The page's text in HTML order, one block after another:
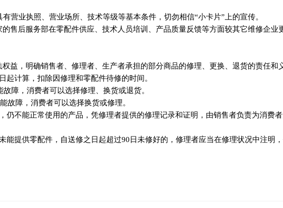
营业执照、营业场所、技术等级等基本条件，切勿相信“小卡片”上的宣传。
售后服务部在零配件供应、技术人员培训、产品质量反馈等方面较其它维修企
益，明确销售者、修理者、生产者承担的部分商品的修理、更换、退货的责任和
起计算，扣除因修理和零配件待修的时间。
障，消费者可以选择修理、换货或退货。
故障，消费者可以选择换货或修理。
仍不能正常使用的产品，凭修理者提供的修理记录和证明，由销售者负责为消费
能提供零配件，自送修之日起超过90日未修好的，修理者应当在修理状况中注明